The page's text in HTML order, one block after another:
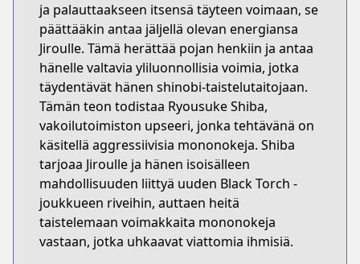
ja palauttaakseen itsensä täyteen voimaan, se
päättääkin antaa jäljellä olevan energiansa
Jiroulle. Tämä herättää pojan henkiin ja antaa
hänelle valtavia yliluonnollisia voimia, jotka
täydentävät hänen shinobi-taistelutaitojaan.
Tämän teon todistaa Ryousuke Shiba,
vakoilutoimiston upseeri, jonka tehtävänä on
käsitellä aggressiivisia mononokeja. Shiba
tarjoaa Jiroulle ja hänen isoisälleen
mahdollisuuden liittyä uuden Black Torch -
joukkueen riveihin, auttaen heitä
taistelemaan voimakkaita mononokeja
vastaan, jotka uhkaavat viattomia ihmisiä.